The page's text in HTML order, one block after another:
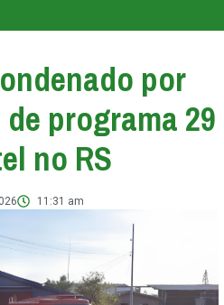
por
programa 29
no RS
11:31 am